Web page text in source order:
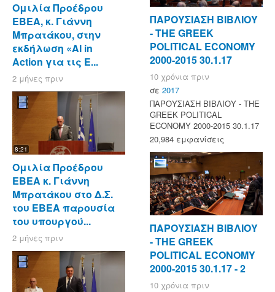
Ομιλία Προέδρου
ΕΒΕΑ, κ. Γιάννη
Μπρατάκου, στην
εκδήλωση «AI in
Action για τις Ε...
2 μήνες πριν
8:21
Ομιλία Προέδρου
ΕΒΕΑ κ. Γιάννη
Μπρατάκου στο Δ.Σ.
του ΕΒΕΑ παρουσία
του υπουργού...
2 μήνες πριν
ΠΑΡΟΥΣΙΑΣΗ ΒΙΒΛΙΟΥ
- ΤΗΕ GREEK
POLITICAL ECONOMY
2000-2015 30.1.17
10 χρόνια πριν
σε 2017
ΠΑΡΟΥΣΙΑΣΗ ΒΙΒΛΙΟΥ - ΤΗΕ
GREEK POLITICAL
ECONOMY 2000-2015 30.1.17
20,984 εμφανίσεις
ΠΑΡΟΥΣΙΑΣΗ ΒΙΒΛΙΟΥ
- ΤΗΕ GREEK
POLITICAL ECONOMY
2000-2015 30.1.17 - 2
10 χρόνια πριν